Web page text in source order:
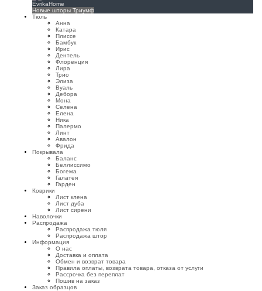
EvrikaHome
Новые шторы Триумф
Тюль
Анна
Катара
Плиссе
Бамбук
Ирис
Дентель
Флоренция
Лира
Трио
Элиза
Вуаль
Дебора
Мона
Селена
Елена
Ника
Палермо
Линт
Авалон
Фрида
Покрывала
Баланс
Беллиссимо
Богема
Галатея
Гарден
Коврики
Лист клена
Лист дуба
Лист сирени
Наволочки
Распродажа
Распродажа тюля
Распродажа штор
Информация
О нас
Доставка и оплата
Обмен и возврат товара
Правила оплаты, возврата товара, отказа от услуги
Рассрочка без переплат
Пошив на заказ
Заказ образцов